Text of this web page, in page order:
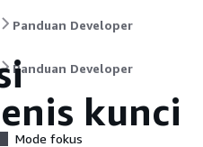
Panduan Developer
Panduan Developer
kunci
Mode fokus